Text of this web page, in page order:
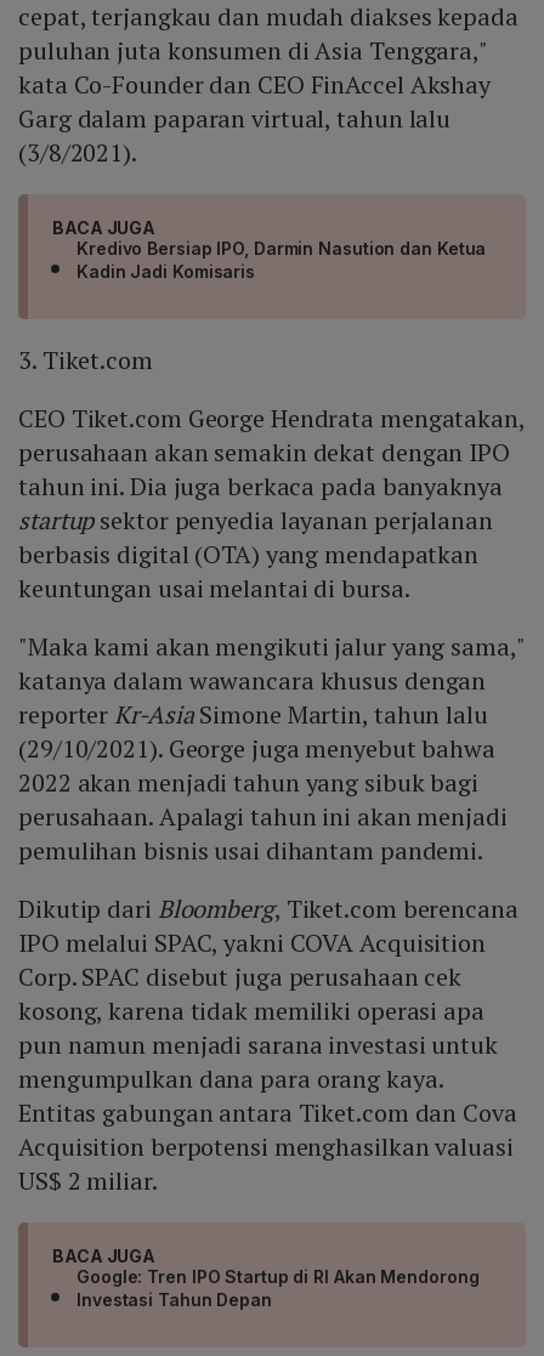
cepat, terjangkau dan mudah diakses kepada
puluhan juta konsumen di Asia Tenggara,"
kata Co-Founder dan CEO FinAccel Akshay
Garg dalam paparan virtual, tahun lalu
(3/8/2021).
BACA JUGA
Kredivo Bersiap IPO, Darmin Nasution dan Ketua
Kadin Jadi Komisaris
3. Tiket.com
CEO Tiket.com George Hendrata mengatakan,
perusahaan akan semakin dekat dengan IPO
tahun ini. Dia juga berkaca pada banyaknya
startupsektor penyedia layanan perjalanan
berbasis digital (OTA) yang mendapatkan
keuntungan usai melantai di bursa.
"Maka kami akan mengikuti jalur yang sama,"
katanya dalam wawancara khusus dengan
reporter Kr-AsiaSimone Martin, tahun lalu
(29/10/2021). George juga menyebut bahwa
2022 akan menjadi tahun yang sibuk bagi
perusahaan. Apalagi tahun ini akan menjadi
pemulihan bisnis usai dihantam pandemi.
Dikutip dari Bloomberg, Tiket.com berencana
IPO melalui SPAC, yakni COVA Acquisition
Corp. SPAC disebut juga perusahaan cek
kosong, karena tidak memiliki operasi apa
pun namun menjadi sarana investasi untuk
mengumpulkan dana para orang kaya.
Entitas gabungan antara Tiket.com dan Cova
Acquisition berpotensi menghasilkan valuasi
US$ 2 miliar.
BACA JUGA
Google: Tren IPO Startup di RI Akan Mendorong
Investasi Tahun Depan